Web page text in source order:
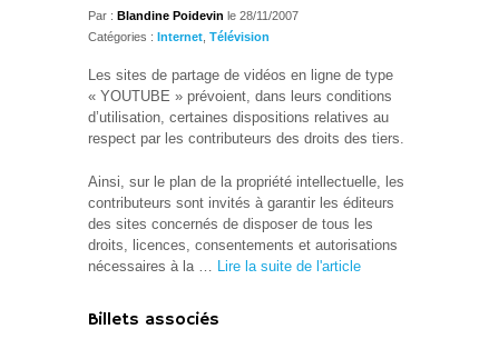
Par : Blandine Poidevin le 28/11/2007
Catégories : Internet Télévision
Les sites de partage de vidéos en ligne de type
« YOUTUBE » prévoient, dans leurs conditions
d’utilisation, certaines dispositions relatives au
respect par les contributeurs des droits des tiers.
Ainsi, sur le plan de la propriété intellectuelle, les
contributeurs sont invités à garantir les éditeurs
des sites concernés de disposer de tous les
droits, licences, consentements et autorisations
nécessaires à la … Lire la suite de l'article
Billets associés